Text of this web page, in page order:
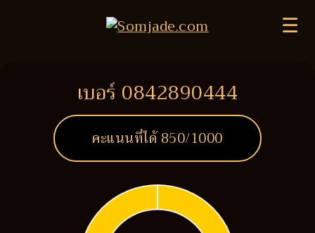
☰
เบอร์ 0842890444
คะแนนที่ได้850/1000